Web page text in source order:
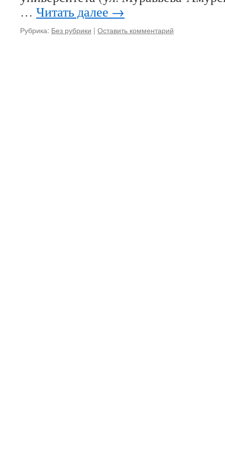
… Читать далее →
Рубрика: Без рубрики | Оставить комментарий